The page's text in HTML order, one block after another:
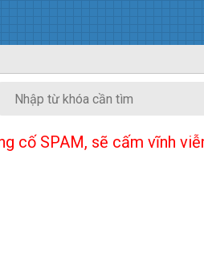
cố SPAM, sẽ cấm vĩnh